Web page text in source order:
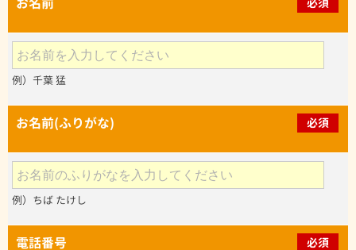
例）千葉 猛
お名前(ふりがな) 必須
例）ちば たけし
電話番号 必須